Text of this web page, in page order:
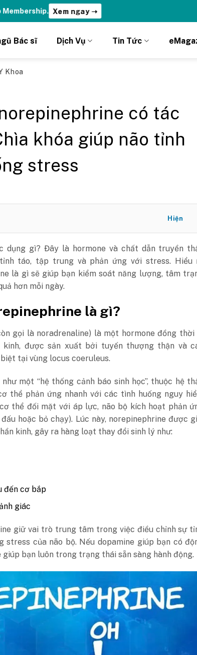
ưu đãi chỉ DÀNH RIÊNG cho Member DripClub!
Bác sĩ Dịch Vụ Tin Tức
Khoa
có tác
khóa giúp não tỉnh
stress
Hiện
dụng gì? Đây là hormone và chất dẫn truyền
táo, tập trung và phản ứng với stress. Hiểu
là gì sẽ giúp bạn kiểm soát năng lượng, tâm
hơn mỗi ngày.
là gì?
gọi là noradrenaline) là một hormone đồng thời
được sản xuất bởi tuyến thượng thận và
tại vùng locus coeruleus.
một “hệ thống cảnh báo sinh học”, thuộc hệ
thể phản ứng nhanh với các tình huống nguy
thể đối mặt với áp lực, não bộ kích hoạt phản
hoặc bỏ chạy). Lúc này, norepinephrine được
kinh, gây ra hàng loạt thay đổi sinh lý như:
đến cơ bắp
giác
giữ vai trò trung tâm trong việc điều chỉnh sự
stress của não bộ. Nếu dopamine giúp bạn có
bạn luôn trong trạng thái sẵn sàng hành động.